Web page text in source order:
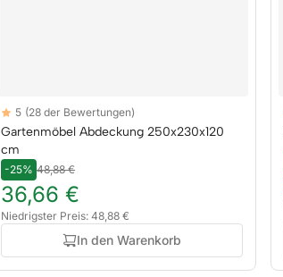
Reviews
5 out of 5 stars
5 (28 der Bewertungen)
Gartenmöbel Abdeckung 250x230x120
cm
-25% 48,88 €
36,66 €
Niedrigster Preis: 48,88 €
In den Warenkorb